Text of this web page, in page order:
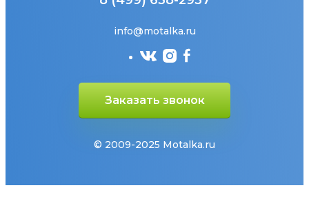
info@motalka.ru
Заказать звонок
© 2009-2025 Motalka.ru